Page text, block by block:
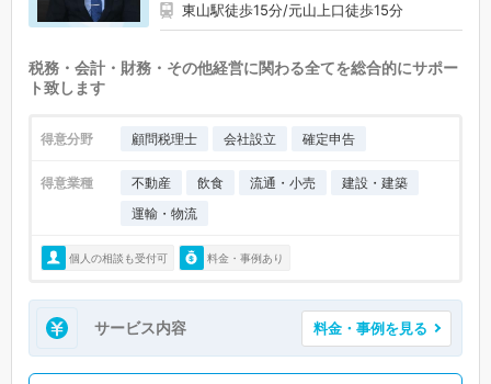
東山駅徒歩15分/元山上口徒歩15分
税務・会計・財務・その他経営に関わる全てを総合的にサポー
ト致します
得意分野 顧問税理士 会社設立 確定申告
得意業種 不動産 飲食 流通・小売
建設・建築
運輸・物流
個人の相談も受付可 料金・事例あり
サービス内容 料金・事例を見る